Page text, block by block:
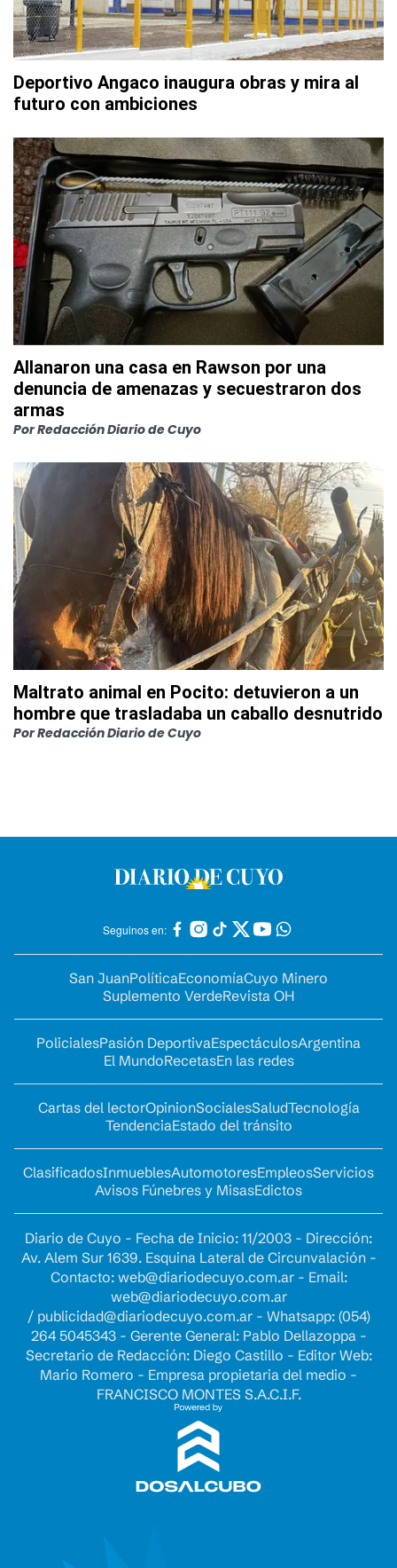
Deportivo Angaco inaugura obras y mira al
futuro con ambiciones
Allanaron una casa en Rawson por una
denuncia de amenazas y secuestraron dos
armas
PorRedacción Diario de Cuyo
Maltrato animal en Pocito: detuvieron a un
hombre que trasladaba un caballo desnutrido
PorRedacción Diario de Cuyo
Seguinos en:
San JuanPolíticaEconomíaCuyo Minero
Suplemento VerdeRevista OH
PolicialesPasión DeportivaEspectáculosArgentina
El MundoRecetasEn las redes
Cartas del lectorOpinionSocialesSaludTecnología
TendenciaEstado del tránsito
ClasificadosInmueblesAutomotoresEmpleosServicios
Avisos Fúnebres y MisasEdictos
Diario de Cuyo - Fecha de Inicio: 11/2003 - Dirección:
Av. Alem Sur 1639. Esquina Lateral de Circunvalación -
Contacto: web@diariodecuyo.com.ar- Email:
web@diariodecuyo.com.ar
/ publicidad@diariodecuyo.com.ar- Whatsapp: (054)
264 5045343 - Gerente General: Pablo Dellazoppa -
Secretario de Redacción: Diego Castillo - Editor Web:
Mario Romero - Empresa propietaria del medio -
FRANCISCO MONTES S.A.C.I.F.